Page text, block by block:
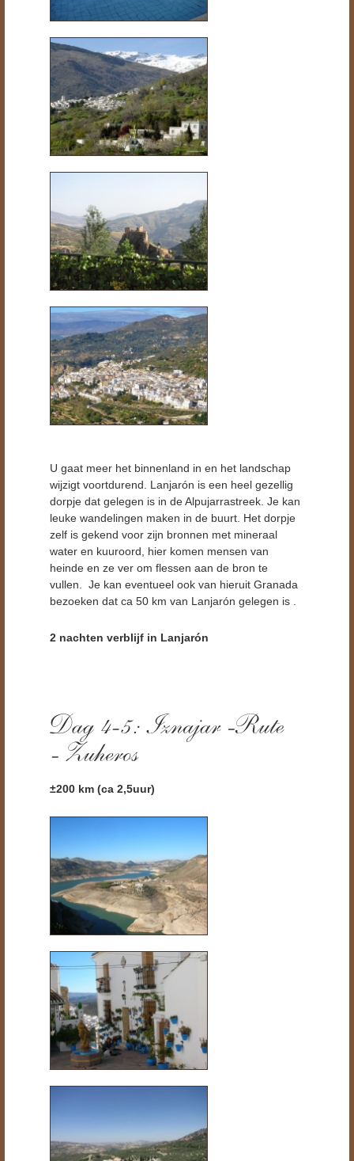
U gaat meer het binnenland in en het landschap
wijzigt voortdurend. Lanjarón is een heel gezellig
dorpje dat gelegen is in de Alpujarrastreek. Je kan
leuke wandelingen maken in de buurt. Het dorpje
zelf is gekend voor zijn bronnen met mineraal
water en kuuroord, hier komen mensen van
heinde en ze ver om flessen aan de bron te
vullen. Je kan eventueel ook van hieruit Granada
bezoeken dat ca 50 km van Lanjarón gelegen is .
2 nachten verblijf in Lanjarón
±200 km (ca 2,5uur)